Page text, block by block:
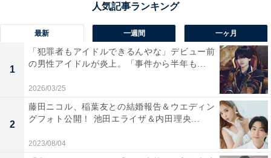
最新 一週間 一ヶ月
1
「犯罪者もアイドルできるんやな」デビュー前
の男性アイドルが炎上。「事件から半年も...
2026/03/25
2
藤田ニコル、稲葉友との結婚報告＆ウエディン
グフォト公開！ 池田エライザ＆内田理央...
2023/08/04